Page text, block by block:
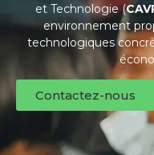
et Technologie (
environnement
technologiques
Contactez-nous